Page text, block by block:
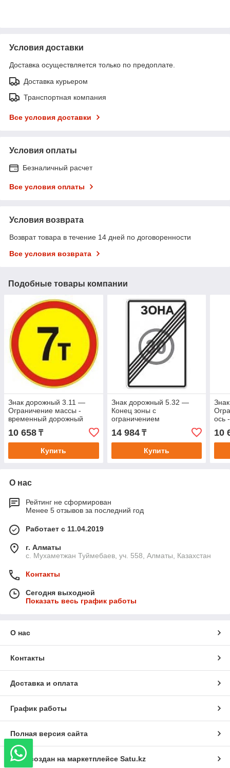
Условия доставки
Доставка осуществляется только по предоплате.
Доставка курьером
Транспортная компания
Все условия доставки
Условия оплаты
Безналичный расчет
Все условия оплаты
Условия возврата
Возврат товара в течение 14 дней по договоренности
Все условия возврата
Подобные товары компании
Знак дорожный 3.11 —
Ограничение массы -
временный дорожный
знак на желтом фоне
10 658 ₸
Купить
Знак дорожный 5.32 —
Конец зоны с
ограничением
максимальной скорости
14 984₸
Купить
ось
10
О нас
Рейтинг не сформирован
Менее 5 отзывов за последний год
Работает с 11.04.2019
г. Алматы
с. Мухаметжан Туймебаев, уч. 558, Алматы, Казахстан
Контакты
Сегодня выходной
Показать весь график работы
О нас
Контакты
Доставка и оплата
График работы
Полная версия сайта
Сайт создан на маркетплейсе Satu.kz